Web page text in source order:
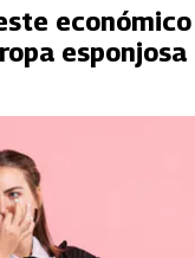
económico
esponjosa